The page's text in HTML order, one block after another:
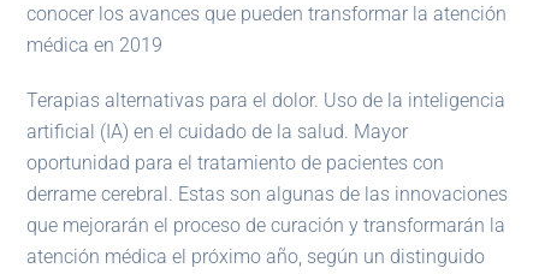
conocer los avances que pueden transformar la atención
médica en 2019
Terapias alternativas para el dolor. Uso de la inteligencia
artificial (IA) en el cuidado de la salud. Mayor
oportunidad para el tratamiento de pacientes con
derrame cerebral. Estas son algunas de las innovaciones
que mejorarán el proceso de curación y transformarán la
atención médica el próximo año, según un distinguido